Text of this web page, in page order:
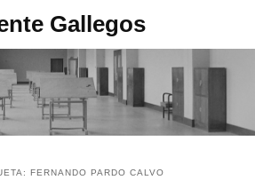
Gallegos
FERNANDO PARDO CALVO